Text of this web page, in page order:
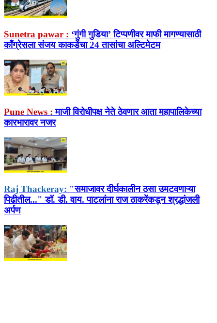
Sunetra pawar : ‘गुंगी गुडिया’ टिप्पणीवर माफी मागण्यासाठी
काँग्रेसला संजय काकडेंचा 24 तासांचा अल्टिमेटम
Pune News : माजी विरोधीपक्ष नेते ठेवणार आता महापालिकेच्या
कारभारावर नजर
Raj Thackeray: "समाजावर दीर्घकालीन ठसा उमटवणाऱ्या
पिढीतील..." डॉ. डी. वाय. पाटलांना राज ठाकरेंकडून श्रद्धांजली
अर्पण